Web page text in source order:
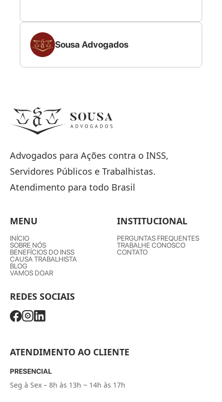
Sousa Advogados
Advogados para Ações contra o INSS,
Servidores Públicos e Trabalhistas.
Atendimento para todo Brasil
MENU
INÍCIO
SOBRE NÓS
BENEFÍCIOS DO INSS
CAUSA TRABALHISTA
BLOG
VAMOS DOAR
INSTITUCIONAL
PERGUNTAS FREQUENTES
TRABALHE CONOSCO
CONTATO
REDES SOCIAIS
ATENDIMENTO AO CLIENTE
PRESENCIAL
Seg à Sex – 8h às 13h ~ 14h às 17h